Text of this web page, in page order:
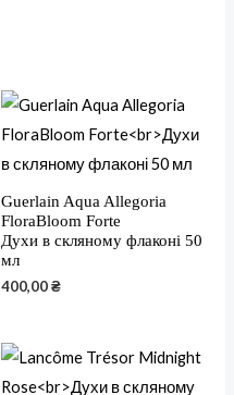
Guerlain Aqua Allegoria
FloraBloom Forte
Духи в скляному флаконі 50
мл
400,00₴